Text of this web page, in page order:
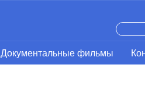
Документальные фильмы